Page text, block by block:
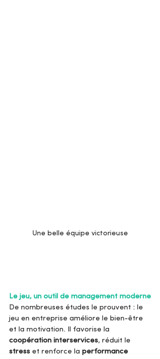
Une belle équipe victorieuse
Le jeu, un outil de management moderne
De nombreuses études le prouvent : le
jeu en entreprise améliore le bien-être
et la motivation. Il favorise la
coopération interservices, réduit le
stress et renforce la performance